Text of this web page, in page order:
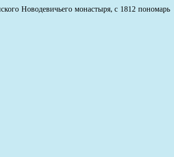
Новодевичьего монастыря, с 1812 пономарь